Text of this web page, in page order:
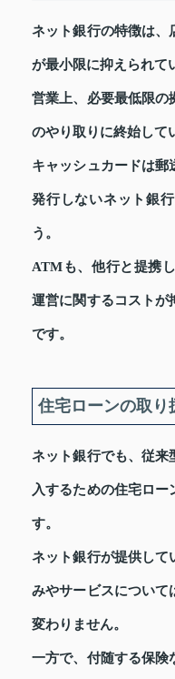
ネット銀行の特徴は、
が最小限に抑えられて
営業上、必要最低限の
のやり取りに終始して
キャッシュカードは郵
発行しないネット銀
う。
ATMも、他行と提携
運営に関するコストが
です。
住宅ローンの取り
ネット銀行でも、従来
入するための住宅ロ
す。
ネット銀行が提供して
みやサービスについて
変わりません。
一方で、付随する保険